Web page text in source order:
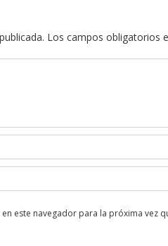
Los campos obligatorios
este navegador para la próxima vez